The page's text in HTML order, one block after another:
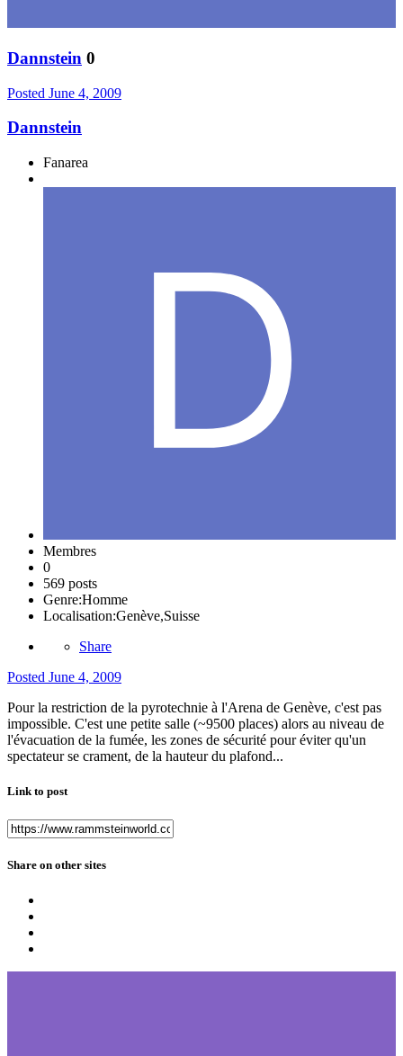
Dannstein 0
Posted June 4, 2009
Dannstein
Fanarea
Membres
0
569 posts
Genre:Homme
Localisation:Genève,Suisse
Share
Posted June 4, 2009
Pour la restriction de la pyrotechnie à l'Arena de Genève, c'est pas
impossible. C'est une petite salle (~9500 places) alors au niveau de
l'évacuation de la fumée, les zones de sécurité pour éviter qu'un
spectateur se crament, de la hauteur du plafond...
Link to post
Share on other sites